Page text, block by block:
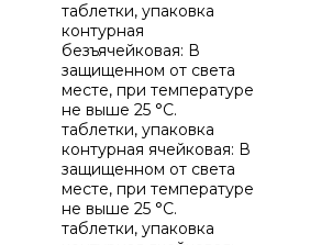
таблетки, упаковка
контурная
безъячейковая: В
защищенном от света
месте, при температуре
не выше 25 °C.
таблетки, упаковка
контурная ячейковая: В
защищенном от света
месте, при температуре
не выше 25 °C.
таблетки, упаковка